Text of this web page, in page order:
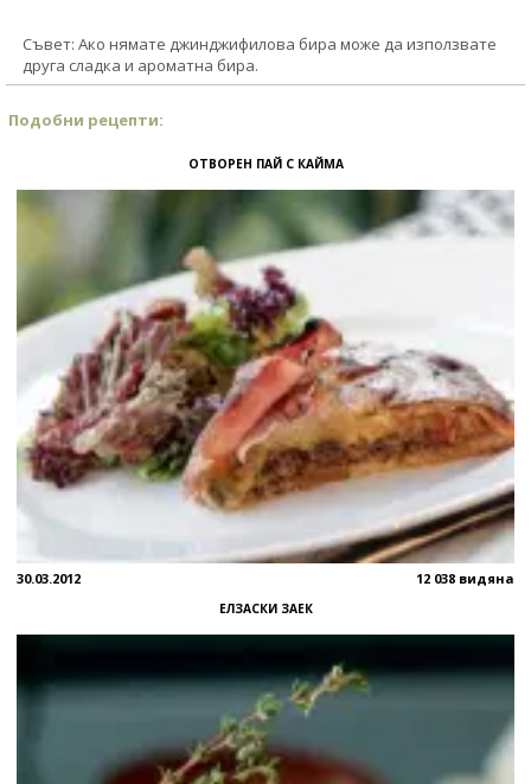
Съвет: Ако нямате джинджифилова бира може да използвате
друга сладка и ароматна бира.
Подобни рецепти:
ОТВОРЕН ПАЙ С КАЙМА
30.03.2012 12 038 видяна
ЕЛЗАСКИ ЗАЕК